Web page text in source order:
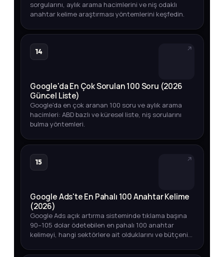
sorgularını, aylık arama hacimlerini ve niş odaklı
anahtar kelime araştırması yöntemlerini keşfedin.
14
Google'da En Çok Sorulan 100 Soru (2026
Güncel Liste)
Google'da en çok aranan 100 soru ve aylık arama
hacimleri: ABD bazlı ve küresel liste, niş sorularını
bulma yöntemleri.
15
Google Ads'te En Pahalı 100 Anahtar Kelime
(2026)
Google Ads açık artırma sisteminde tıklama başına
90–105 dolar ödetebilen en pahalı 100 anahtar
kelimeyi, hangi sektörlere ait olduklarını ve bütçenizi